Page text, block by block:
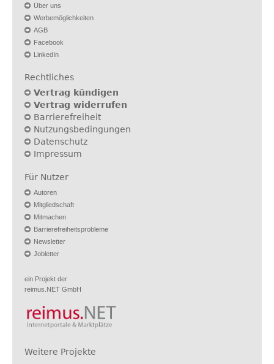
Über uns
Werbemöglichkeiten
AGB
Facebook
LinkedIn
Rechtliches
Vertrag kündigen
Vertrag widerrufen
Barrierefreiheit
Nutzungsbedingungen
Datenschutz
Impressum
Für Nutzer
Autoren
Mitgliedschaft
Mitmachen
Barrierefreiheitsprobleme
Newsletter
Jobletter
ein Projekt der
reimus.NET GmbH
Weitere Projekte